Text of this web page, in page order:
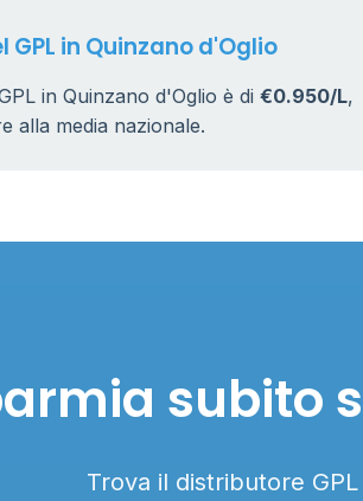
GPL in Quinzano d'Oglio
in Quinzano d'Oglio è di €0.950/L,
alla media nazionale.
subito
Trova il distributore